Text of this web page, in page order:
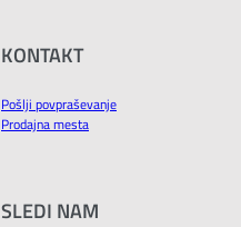
KONTAKT
Pošlji povpraševanje
Prodajna mesta
SLEDI NAM